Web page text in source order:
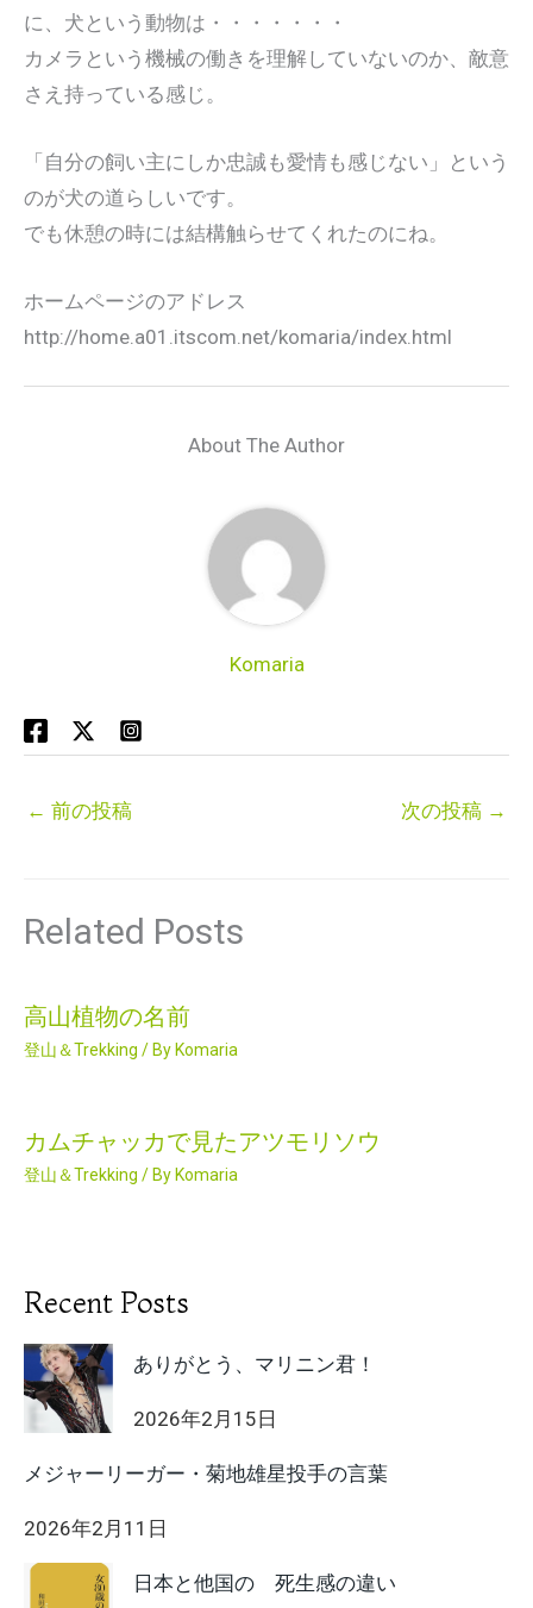
に、犬という動物は・・・・・・・
カメラという機械の働きを理解していないのか、敵意
さえ持っている感じ。
「自分の飼い主にしか忠誠も愛情も感じない」という
のが犬の道らしいです。
でも休憩の時には結構触らせてくれたのにね。
ホームページのアドレス
http://home.a01.itscom.net/komaria/index.html
About The Author
Komaria
← 前の投稿 次の投稿 →
Related Posts
高山植物の名前
登山＆Trekking / By Komaria
カムチャッカで見たアツモリソウ
登山＆Trekking / By Komaria
Recent Posts
ありがとう、マリニン君！
2026年2月15日
メジャーリーガー・菊地雄星投手の言葉
2026年2月11日
日本と他国の 死生感の違い